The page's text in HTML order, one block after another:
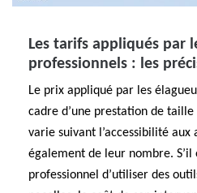
Les tarifs appliqués par
professionnels : les
Le prix appliqué par les
cadre d’une prestation de taille
varie suivant l’accessibilité
également de leur nombre.
professionnel d’utiliser des